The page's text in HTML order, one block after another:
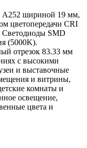
A252 шириной 19 мм,
цветопередачи CRI
Светодиоды SMD
(5000K).
отрезок 83.33 мм
с высокими
и выставочные
и витрины,
комнаты и
освещение,
цвета и